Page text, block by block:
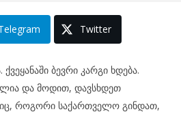
Twitter
ბევრი კარგი ხდება.
და მოდით, დავსხდეთ
როგორი საქართველო გინდათ,